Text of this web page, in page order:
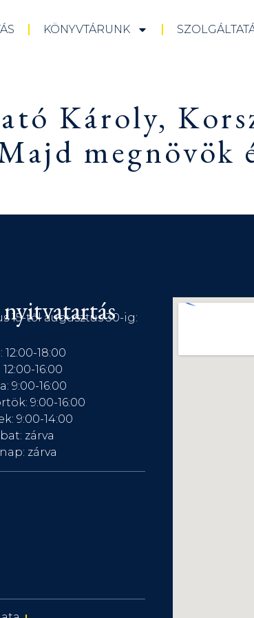
KÖNYVTÁRUNK
Károly,
megnövök
15-től augusztus 30-ig:
12:00-18:00
16:00
9:00-16:00
9:00-16:00
9:00-14:00
zárva
zárva